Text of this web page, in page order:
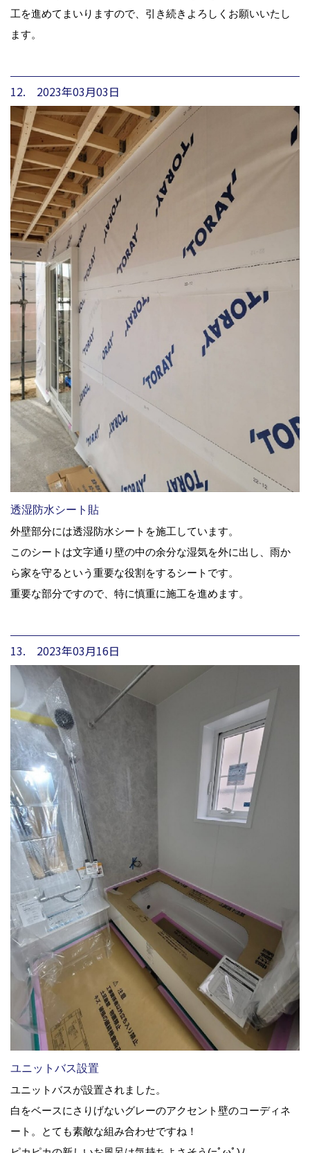
工を進めてまいりますので、引き続きよろしくお願いいたし
ます。
12. 2023年03月03日
透湿防水シート貼
外壁部分には透湿防水シートを施工しています。
このシートは文字通り壁の中の余分な湿気を外に出し、雨か
ら家を守るという重要な役割をするシートです。
重要な部分ですので、特に慎重に施工を進めます。
13. 2023年03月16日
ユニットバス設置
ユニットバスが設置されました。
白をベースにさりげないグレーのアクセント壁のコーディネ
ート。とても素敵な組み合わせですね！